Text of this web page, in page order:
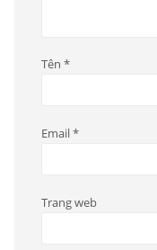
Tên *
Email*
Trang web